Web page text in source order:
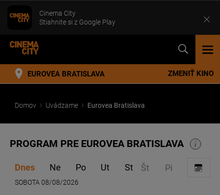
EUROVEA BRATISLAVA ZMENIŤ KINO
Domov Uvádzame Eurovea Bratislava
PROGRAM PRE EUROVEA BRATISLAVA
Dnes Ne Po Ut St Št Pi
SOBOTA 08/08/2026
Cinema City
Stiahnite si z Google Play